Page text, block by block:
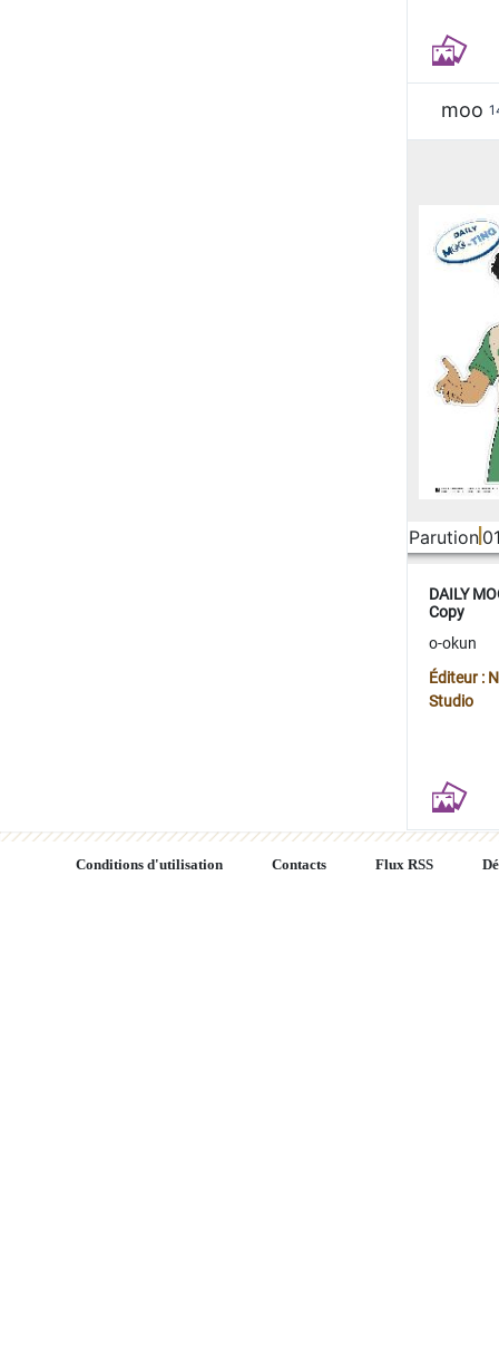
moo
Parution
DAILY
Copy
o-okun
Éditeur :
Studio
Conditions d'utilisation Contacts Flux RSS